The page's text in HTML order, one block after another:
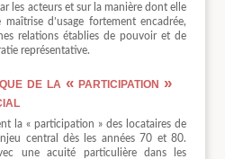
les acteurs et sur la manière dont elle
d’usage fortement encadrée,
relations établies de pouvoir et de
représentative.
de la « participation »
la « participation » des locataires de
central dès les années 70 et 80.
une acuité particulière dans les